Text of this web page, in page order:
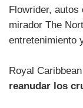
Flowrider, autos
mirador The
entretenimiento
Royal
reanudar los